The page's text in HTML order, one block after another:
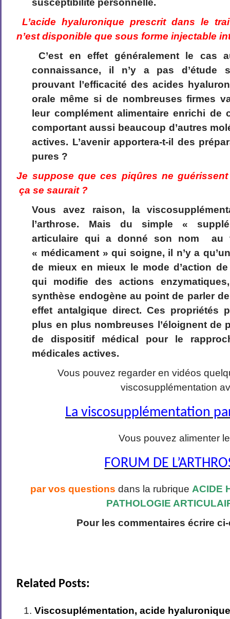
susceptibilité personnelle.
L’acide hyaluronique prescrit dans le
n’est disponible que sous forme injectable
C’est en effet généralement le cas
connaissance, il n’y a pas d’étude
prouvant l’efficacité des acides
orale même si de nombreuses firmes
leur complément alimentaire enrichi de
comportant aussi beaucoup d’autres
actives. L’avenir apportera-t-il des
pures ?
Je suppose que ces piqûres ne
ça se saurait ?
Vous avez raison, la
l’arthrose. Mais du simple «
articulaire qui a donné son nom au
« médicament » qui soigne, il n’y a
de mieux en mieux le mode d’action
qui modifie des actions
synthèse endogène au point de parler
effet antalgique direct. Ces propriétés
plus en plus nombreuses l’éloignent de
de dispositif médical pour le
médicales actives.
Vous pouvez regarder en vidéos
viscosupplémentation
La viscosupplémentation
Vous pouvez alimenter le
FORUM DE
par vos questions dans la rubrique ACIDE
PATHOLOGIE
Pour les commentaires écrire
Related Posts:
Viscosuplémentation, acide